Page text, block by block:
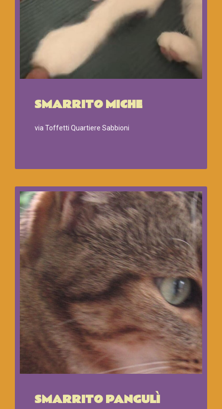
SMARRITO MICHE
via Toffetti Quartiere Sabbioni
SMARRITO PANGULÌ